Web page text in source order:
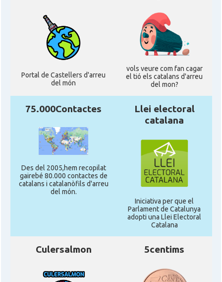
Portal de Castellers d'arreu
del món
vols veure com fan cagar
el tió els catalans d'arreu
del mon?
75.000Contactes
Des del 2005,hem recopilat
gairebé 80.000 contactes de
catalans i catalanòfils d'arreu
del món.
Llei electoral
catalana
Iniciativa per que el
Parlament de Catalunya
adopti una Llei Electoral
Catalana
Culersalmon 5centims